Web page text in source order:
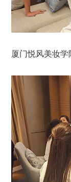
厦门悦风美妆学